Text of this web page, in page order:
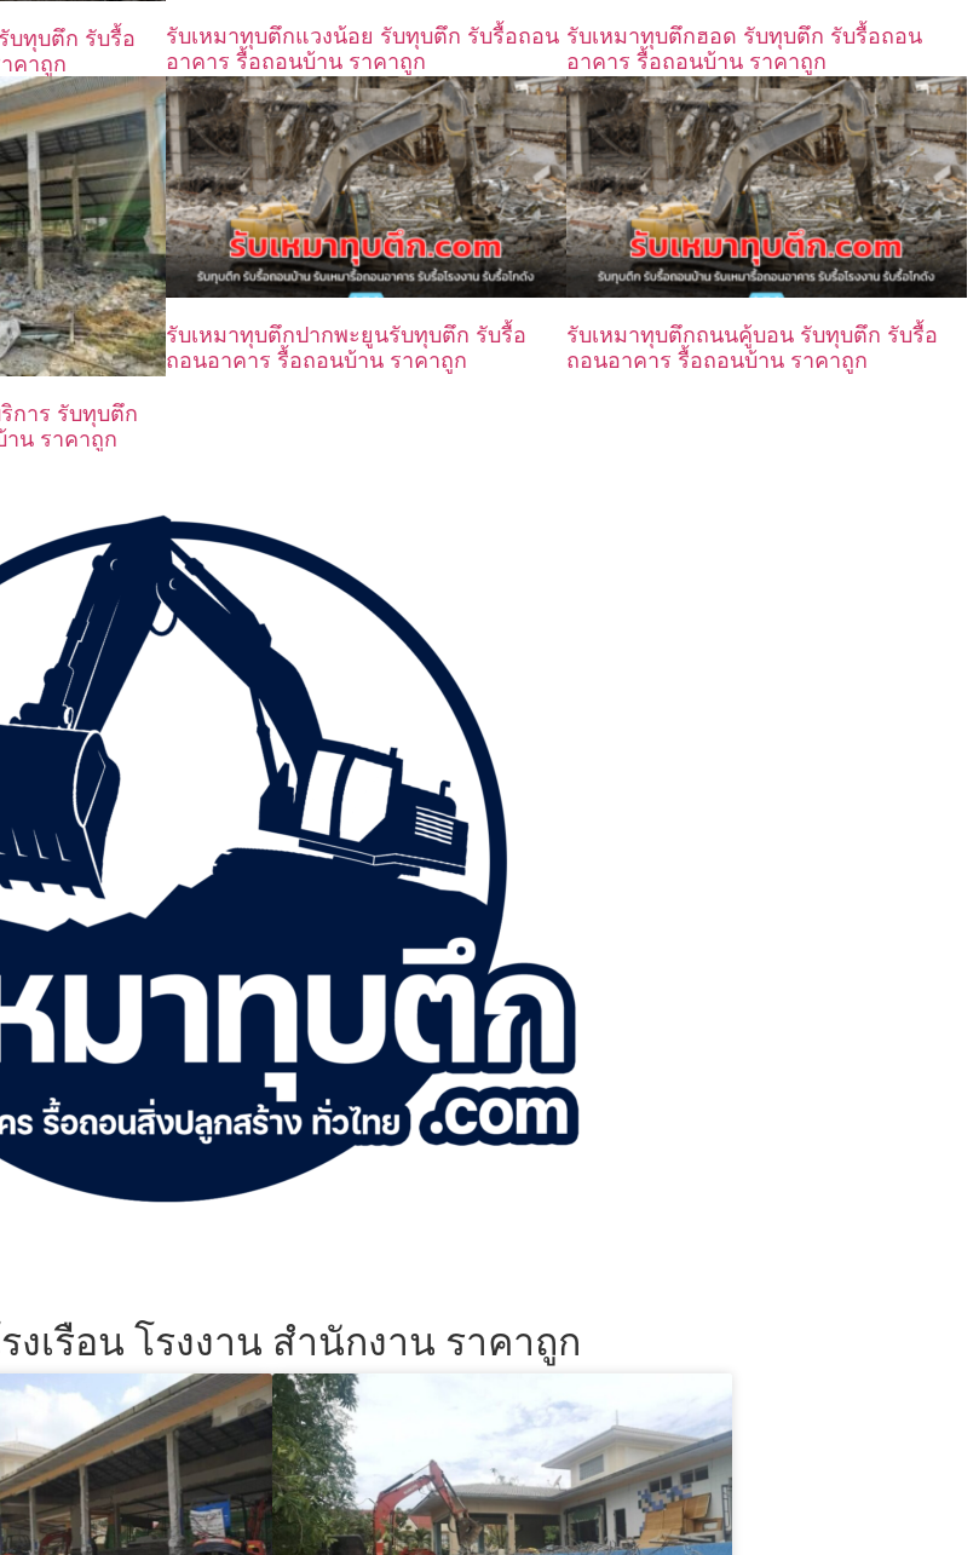
บทุบตึก รับรื้อ
คาถูก
รับเหมาทุบตึกแวงน้อย รับทุบตึก รับรื้อถอน
อาคาร รื้อถอนบ้าน ราคาถูก
รับเหมาทุบตึกฮอด รับทุบตึก รับรื้อถอน
อาคาร รื้อถอนบ้าน ราคาถูก
การ รับทุบตึก
น ราคาถูก
รับเหมาทุบตึกปากพะยูนรับทุบตึก รับรื้อ
ถอนอาคาร รื้อถอนบ้าน ราคาถูก
รับเหมาทุบตึกถนนคู้บอน รับทุบตึก รับรื้อ
ถอนอาคาร รื้อถอนบ้าน ราคาถูก
เรือน โรงงาน สำนักงาน ราคาถูก